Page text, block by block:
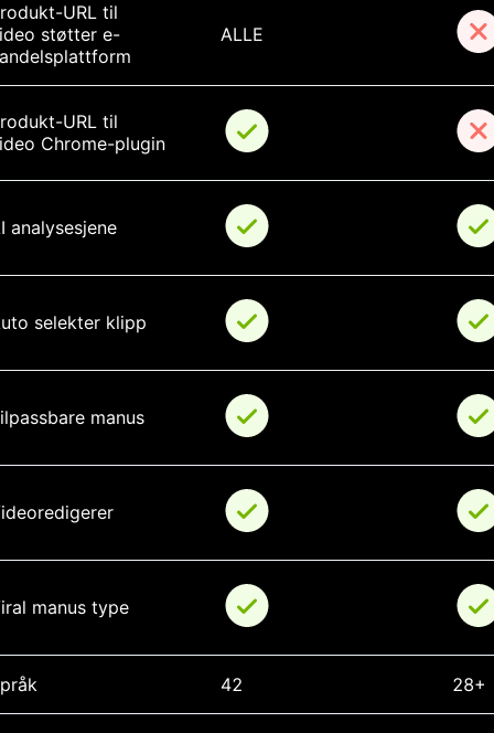
URL til
støtter e-
ALLE
URL til
Chrome-plugin
analysesjene
selekter klipp
manus
manus type
42 28+